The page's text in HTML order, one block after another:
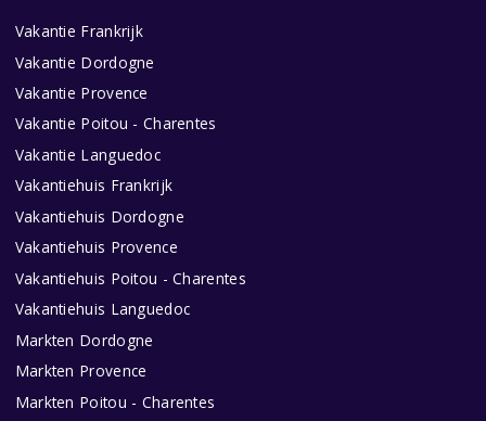
Vakantie Frankrijk
Vakantie Dordogne
Vakantie Provence
Vakantie Poitou - Charentes
Vakantie Languedoc
Vakantiehuis Frankrijk
Vakantiehuis Dordogne
Vakantiehuis Provence
Vakantiehuis Poitou - Charentes
Vakantiehuis Languedoc
Markten Dordogne
Markten Provence
Markten Poitou - Charentes